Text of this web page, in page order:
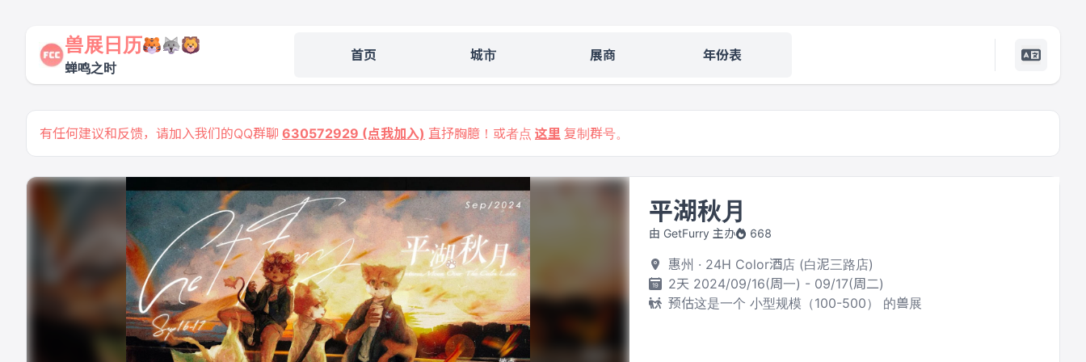
兽展日历
蝉鸣之时
首页 城市 展商 年份表
有任何建议和反馈，请加入我们的QQ群聊 630572929 (点我加入) 直抒胸臆！或者点 这里 复制群号。
平湖秋月
由 GetFurry 主办 668
惠州 · 24H Color酒店 (白泥三路店)
2天 2024/09/16(周一) - 09/17(周二)
预估这是一个 小型规模（100-500） 的兽展